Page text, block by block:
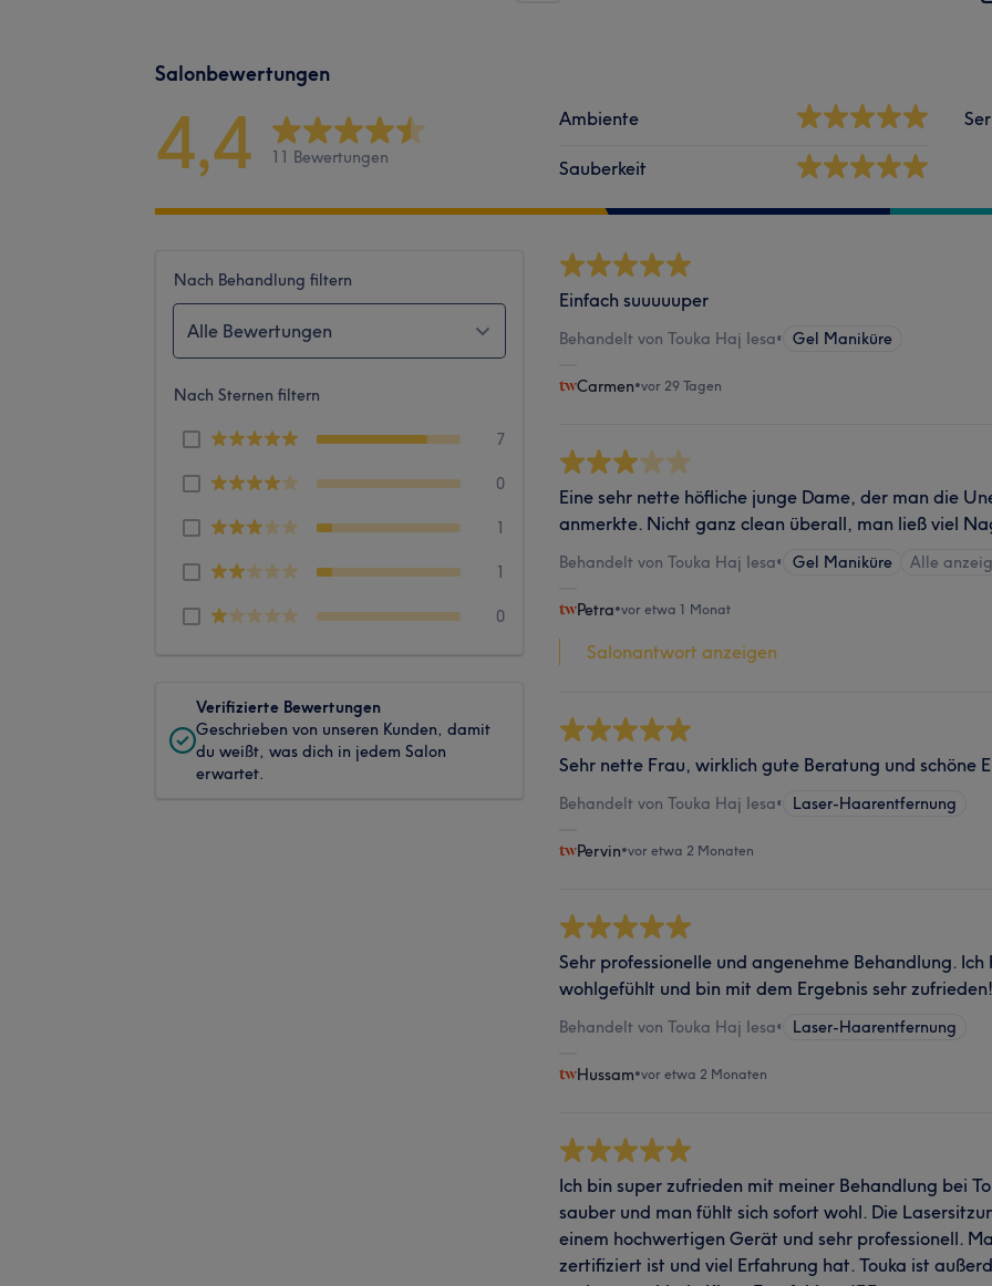
Salonbewertungen
4,4 11 Bewertungen
Ambiente
Sauberkeit
Nach Behandlung filtern
Alle Bewertungen
Nach Sternen filtern
7
0
1
1
0
Verifizierte Bewertungen
Geschrieben von unseren Kunden, damit
du weißt, was dich in jedem Salon
erwartet.
Einfach suuuuuper
Behandelt von Touka Haj Iesa• Gel Maniküre
Carmen•vor 29 Tagen
Eine sehr nette höfliche junge Dame, der man die
anmerkte. Nicht ganz clean überall, man ließ viel
Behandelt von Touka Haj Iesa• Gel Maniküre Alle
Petra•vor etwa 1 Monat
Salonantwort anzeigen
Sehr nette Frau, wirklich gute Beratung und schöne
Behandelt von Touka Haj Iesa• Laser-Haarentfernung
Pervin•vor etwa 2 Monaten
Sehr professionelle und angenehme Behandlung.
wohlgefühlt und bin mit dem Ergebnis sehr
Behandelt von Touka Haj Iesa• Laser-Haarentfernung
Hussam•vor etwa 2 Monaten
Ich bin super zufrieden mit meiner Behandlung bei
sauber und man fühlt sich sofort wohl. Die
einem hochwertigen Gerät und sehr professionell.
zertifiziert ist und viel Erfahrung hat. Touka ist